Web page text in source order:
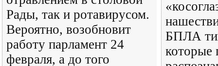
Рады, так и ротавирусом.
Вероятно, возобновит
работу парламент 24
февраля, а до того
БПЛА
которые